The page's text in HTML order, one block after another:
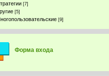
[7]
[5]
[9]
Форма входа